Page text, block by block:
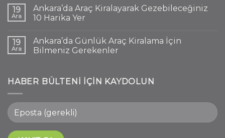
19
Ara
Ankara’da Araç Kiralayarak Gezebileceğiniz
10 Harika Yer
19
Ara
Ankara’da Günlük Araç Kiralama İçin
Bilmeniz Gerekenler
HABER BÜLTENI IÇIN KAYDOLUN